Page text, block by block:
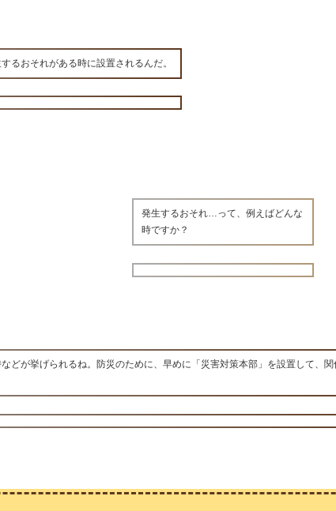
るおそれがある時に設置されるんだ。
発生するおそれ…って、例えばどんな
時ですか？
どが挙げられるね。防災のために、早めに「災害対策本部」を設置して、